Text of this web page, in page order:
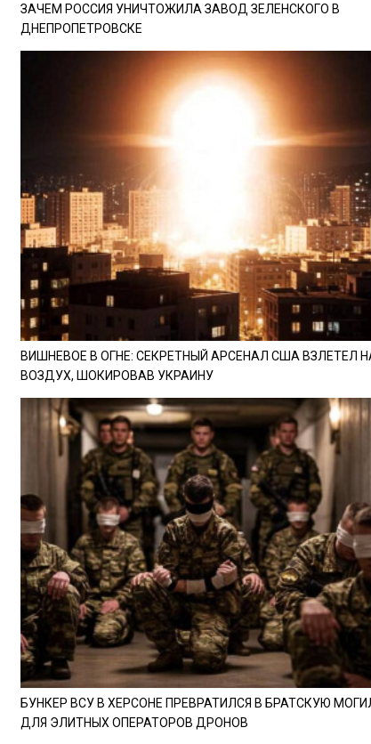
ЗАЧЕМ РОССИЯ УНИЧТОЖИЛА ЗАВОД ЗЕЛЕНСКОГО В
ДНЕПРОПЕТРОВСКЕ
ВИШНЕВОЕ В ОГНЕ: СЕКРЕТНЫЙ АРСЕНАЛ США ВЗЛЕТЕЛ
ВОЗДУХ, ШОКИРОВАВ УКРАИНУ
БУНКЕР ВСУ В ХЕРСОНЕ ПРЕВРАТИЛСЯ В БРАТСКУЮ
ДЛЯ ЭЛИТНЫХ ОПЕРАТОРОВ ДРОНОВ